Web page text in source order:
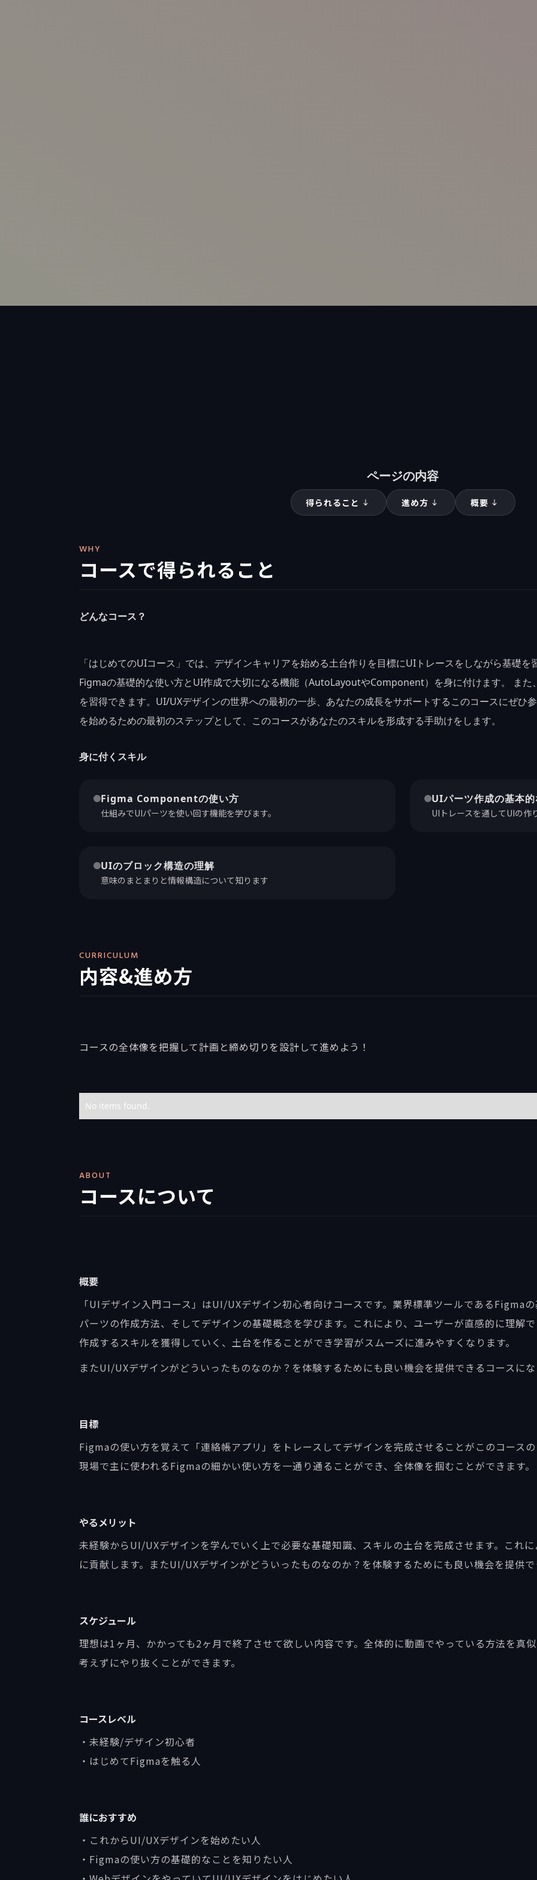
ページの内容
得られること 進め方 概要
WHY
コースで得られること
どんなコース？
「はじめてのUIコース」では、デザインキャリアを始める土台作りを目標にUIトレースをしながら基礎
Figmaの基礎的な使い方とUI作成で大切になる機能（AutoLayoutやComponent）を身に付けます。 ま
を習得できます。UI/UXデザインの世界への最初の一歩、あなたの成長をサポートするこのコースにぜひ
を始めるための最初のステップとして、このコースがあなたのスキルを形成する手助けをします。
身に付くスキル
Figma Componentの使い方
仕組みでUIパーツを使い回す機能を学びます。
UIパーツ作成の基本
UIトレースを通してUIの作
UIのブロック構造の理解
意味のまとまりと情報構造について知ります
CURRICULUM
内容&進め方
コースの全体像を把握して計画と締め切りを設計して進めよう！
No items found.
ABOUT
コースについて
概要
「UIデザイン入門コース」はUI/UXデザイン初心者向けコースです。業界標準ツールであるFigma
パーツの作成方法、そしてデザインの基礎概念を学びます。これにより、ユーザーが直感的に理解
作成するスキルを獲得していく、土台を作ることができ学習がスムーズに進みやすくなります。
またUI/UXデザインがどういったものなのか？を体験するためにも良い機会を提供できるコースにな
目標
Figmaの使い方を覚えて「連絡帳アプリ」をトレースしてデザインを完成させることがこのコースの
現場で主に使われるFigmaの細かい使い方を一通り通ることができ、全体像を掴むことができます。
やるメリット
未経験からUI/UXデザインを学んでいく上で必要な基礎知識、スキルの土台を完成させます。これ
に貢献します。またUI/UXデザインがどういったものなのか？を体験するためにも良い機会を提供で
スケジュール
理想は1ヶ月、かかっても2ヶ月で終了させて欲しい内容です。全体的に動画でやっている方法を真
考えずにやり抜くことができます。
コースレベル
・未経験/デザイン初心者
・はじめてFigmaを触る人
誰におすすめ
・これからUI/UXデザインを始めたい人
・Figmaの使い方の基礎的なことを知りたい人